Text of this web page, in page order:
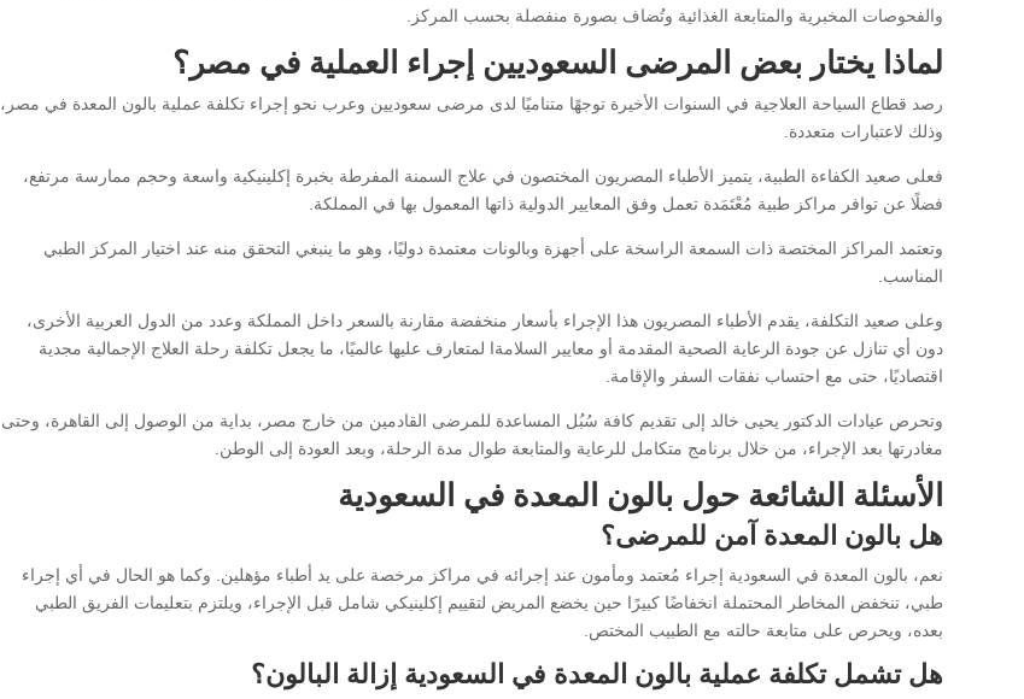
والفحوصات المخبرية والمتابعة الغذائية وتُضاف بصورة منفصلة بحسب المركز.
لماذا يختار بعض المرضى السعوديين إجراء العملية في مصر؟
رصد قطاع السياحة العلاجية في السنوات الأخيرة توجهًا متناميًا لدى مرضى سعوديين وعرب نحو إجراء تكلفة عملية بالون المعدة في مصر،
وذلك لاعتبارات متعددة.
فعلى صعيد الكفاءة الطبية، يتميز الأطباء المصريون المختصون في علاج السمنة المفرطة بخبرة إكلينيكية واسعة وحجم ممارسة مرتفع،
فضلًا عن توافر مراكز طبية مُعْتَمَدة تعمل وفق المعايير الدولية ذاتها المعمول بها في المملكة.
وتعتمد المراكز المختصة ذات السمعة الراسخة على أجهزة وبالونات معتمدة دوليًا، وهو ما ينبغي التحقق منه عند اختيار المركز الطبي
المناسب.
وعلى صعيد التكلفة، يقدم الأطباء المصريون هذا الإجراء بأسعار منخفضة مقارنة بالسعر داخل المملكة وعدد من الدول العربية الأخرى،
دون أي تنازل عن جودة الرعاية الصحية المقدمة أو معايير السلامةا لمتعارف عليها عالميًا، ما يجعل تكلفة رحلة العلاج الإجمالية مجدية
اقتصاديًا، حتى مع احتساب نفقات السفر والإقامة.
وتحرص عيادات الدكتور يحيى خالد إلى تقديم كافة سُبُل المساعدة للمرضى القادمين من خارج مصر، بداية من الوصول إلى القاهرة، وحتى
مغادرتها بعد الإجراء، من خلال برنامج متكامل للرعاية والمتابعة طوال مدة الرحلة، وبعد العودة إلى الوطن.
الأسئلة الشائعة حول بالون المعدة في السعودية
هل بالون المعدة آمن للمرضى؟
نعم، بالون المعدة في السعودية إجراء مُعتمد ومأمون عند إجرائه في مراكز مرخصة على يد أطباء مؤهلين. وكما هو الحال في أي إجراء
طبي، تنخفض المخاطر المحتملة انخفاضًا كبيرًا حين يخضع المريض لتقييم إكلينيكي شامل قبل الإجراء، ويلتزم بتعليمات الفريق الطبي
بعده، ويحرص على متابعة حالته مع الطبيب المختص.
هل تشمل تكلفة عملية بالون المعدة في السعودية إزالة البالون؟